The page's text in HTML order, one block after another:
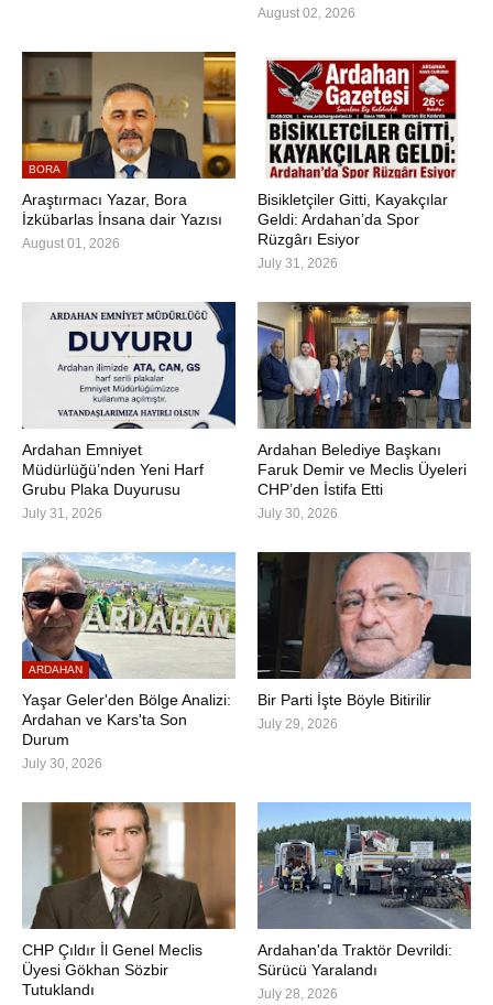
August 02, 2026
BORA
Araştırmacı Yazar, Bora
İzkübarlas İnsana dair Yazısı
August 01, 2026
Bisikletçiler Gitti, Kayakçılar
Geldi: Ardahan’da Spor
Rüzgârı Esiyor
July 31, 2026
Ardahan Emniyet
Müdürlüğü’nden Yeni Harf
Grubu Plaka Duyurusu
July 31, 2026
Ardahan Belediye Başkanı
Faruk Demir ve Meclis Üyeleri
CHP’den İstifa Etti
July 30, 2026
ARDAHAN
Yaşar Geler'den Bölge Analizi:
Ardahan ve Kars'ta Son
Durum
July 30, 2026
Bir Parti İşte Böyle Bitirilir
July 29, 2026
CHP Çıldır İl Genel Meclis
Üyesi Gökhan Sözbir
Tutuklandı
Ardahan'da Traktör Devrildi:
Sürücü Yaralandı
July 28, 2026